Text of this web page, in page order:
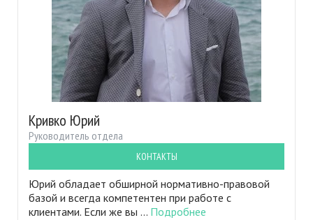
Кривко Юрий
Руководитель отдела
КОНТАКТЫ
Юрий обладает обширной нормативно-правовой
базой и всегда компетентен при работе с
клиентами. Если же вы ... Подробнее